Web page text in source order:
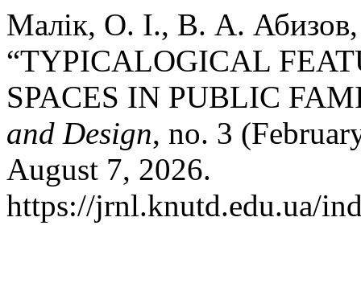
Малік, О. І., В. А. Абизов,
“TYPICALOGICAL
SPACES IN PUBLIC
and Design, no. 3
August 7, 2026.
https://jrnl.knutd.edu.ua/